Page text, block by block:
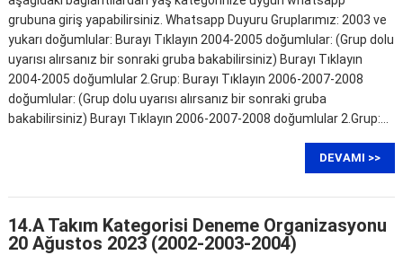
grubuna giriş yapabilirsiniz. Whatsapp Duyuru Gruplarımız: 2003 ve
yukarı doğumlular: Burayı Tıklayın 2004-2005 doğumlular: (Grup dolu
uyarısı alırsanız bir sonraki gruba bakabilirsiniz) Burayı Tıklayın
2004-2005 doğumlular 2.Grup: Burayı Tıklayın 2006-2007-2008
doğumlular: (Grup dolu uyarısı alırsanız bir sonraki gruba
bakabilirsiniz) Burayı Tıklayın 2006-2007-2008 doğumlular 2.Grup:…
DEVAMI >>
14.A Takım Kategorisi Deneme Organizasyonu
20 Ağustos 2023 (2002-2003-2004)